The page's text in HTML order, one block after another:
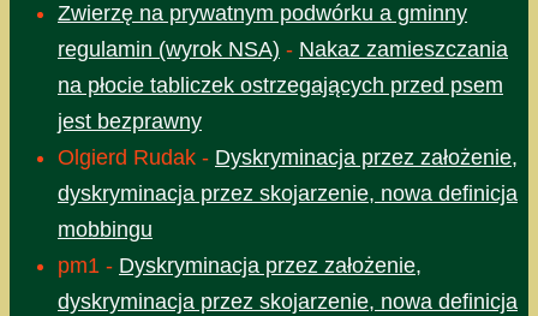
Zwierzę na prywatnym podwórku a gminny
regulamin (wyrok NSA) - Nakaz zamieszczania
na płocie tabliczek ostrzegających przed psem
jest bezprawny
Olgierd Rudak - Dyskryminacja przez założenie,
dyskryminacja przez skojarzenie, nowa definicja
mobbingu
pm1 - Dyskryminacja przez założenie,
dyskryminacja przez skojarzenie, nowa definicja